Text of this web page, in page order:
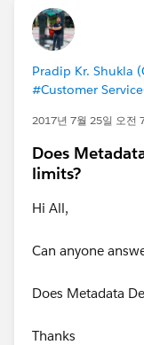
Pradip Kr. Shukla
#Customer Service
2017년 7월 25일 오전
Does
limits?
Hi All,
Can anyone
Does Metadata
Thanks